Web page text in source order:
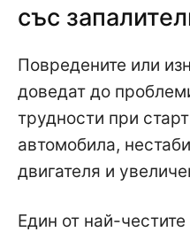
със
Повредените или
доведат до
трудности при
автомобила,
двигателя и
Един от най-